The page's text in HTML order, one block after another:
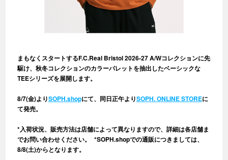
まもなくスタートするF.C.Real Bristol 2026-27 A/Wコレクションに先
駆け、秋冬コレクションのカラーパレットを抽出したベーシックな
TEEシリーズを展開します。
8/7(金)よりSOPH.shopにて、同日正午よりSOPH. ONLINE STOREに
て発売。
*入荷状況、販売方法は店舗によって異なりますので、詳細は各店舗ま
でお問い合わせください。 *SOPH.shopでの通販につきましては、
8/8(土)からとなります。